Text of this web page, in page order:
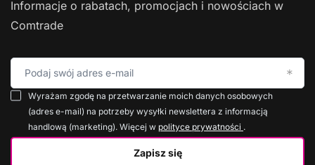
Informacje o rabatach, promocjach i nowościach w
Comtrade
Podaj swój adres e-mail
Zapisz się
Wyrażam zgodę na przetwarzanie moich danych osobowych
(adres e-mail) na potrzeby wysyłki newslettera z informacją
handlową (marketing). Więcej w polityce prywatności .